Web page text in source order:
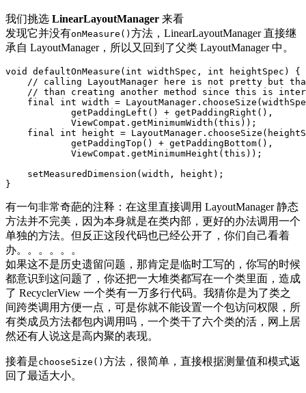
我们挑选 LinearLayoutManager 来看
发现它并没有onMeasure() 方法，LinearLayoutManager 直接继
承自 LayoutManager，所以又回到了父类 LayoutManager 中。
void defaultOnMeasure ( int widthSpec , int heightSpec )
{
// calling LayoutManager here is not pretty but
// than creating another method since this is
final
int width = LayoutManager . chooseSize (
getPaddingLeft () + getPaddingRight (),
ViewCompat . getMinimumWidth (this ));
final
int height = LayoutManager . chooseSize (
getPaddingTop () + getPaddingBottom(),
ViewCompat . getMinimumHeight (this ));
setMeasuredDimension (width , height );
}
有一句非常奇葩的注释：在这里直接调用 LayoutManager 静态
方法并不完美，因为本身就是在类内部，更好的办法调用一个
单独的方法。但反正这段代码也已经公开了，你们自己看着
办。。。。。。
如果这不是历史遗留问题，那肯定是临时工写的，你写的时候
都意识到这问题了，你还把一大堆类都写在一个类里面，造成
了 RecyclerView 一个类有一万多行代码。我猜你是为了类之
间跨类调用方便一点，可是你就不能设置一个包访问权限，所
有类成员方法都包内调用吗，一个类干了六个类的活，网上居
然还有人说这是高内聚的表现。
接着是chooseSize() 方法，很简单，直接根据测量值和模式返
回了最适大小。